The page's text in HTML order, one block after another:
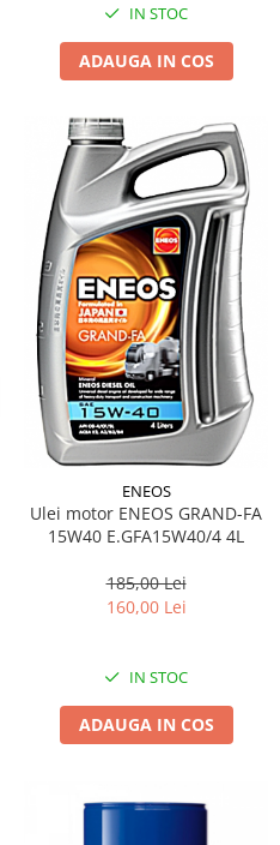
IN STOC
ADAUGA IN COS
ENEOS
Ulei motor ENEOS GRAND-FA
15W40 E.GFA15W40/4 4L
185,00 Lei
160,00 Lei
IN STOC
ADAUGA IN COS